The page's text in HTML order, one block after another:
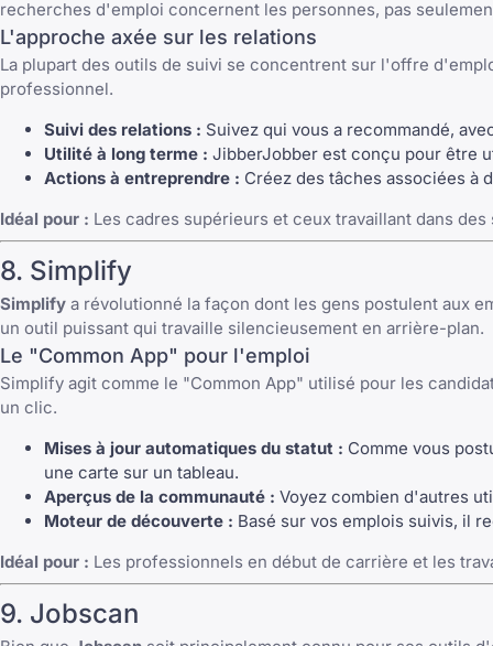
recherches d'emploi concernent les personnes, pas
L'approche axée sur les relations
La plupart des outils de suivi se concentrent sur l'offre
professionnel.
Suivi des relations : Suivez qui vous a recommandé,
Utilité à long terme : JibberJobber est conçu pour être
Actions à entreprendre : Créez des tâches associées à
Idéal pour : Les cadres supérieurs et ceux travaillant dans
8. Simplify
Simplify a révolutionné la façon dont les gens postulent aux
un outil puissant qui travaille silencieusement en arrière-plan.
Le "Common App" pour l'emploi
Simplify agit comme le "Common App" utilisé pour les
un clic.
Mises à jour automatiques du statut : Comme vous
une carte sur un tableau.
Aperçus de la communauté : Voyez combien d'autres
Moteur de découverte : Basé sur vos emplois suivis, il
Idéal pour : Les professionnels en début de carrière et les
9. Jobscan